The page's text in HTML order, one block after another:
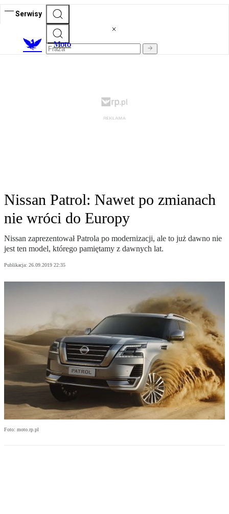
Serwisy
Moto
Nissan Patrol: Nawet po zmianach
nie wróci do Europy
Nissan zaprezentował Patrola po modernizacji, ale to już dawno nie
jest ten model, którego pamiętamy z dawnych lat.
Publikacja: 26.09.2019 22:35
Foto: moto.rp.pl